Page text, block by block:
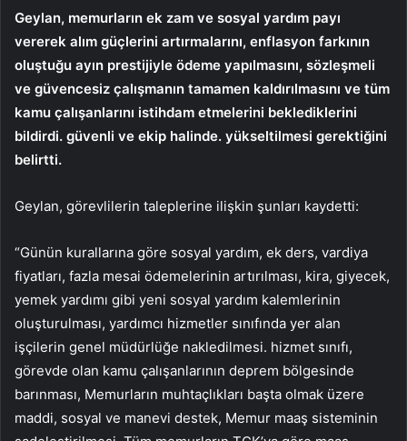
Geylan, memurların ek zam ve sosyal yardım payı
vererek alım güçlerini artırmalarını, enflasyon farkının
oluştuğu ayın prestijiyle ödeme yapılmasını, sözleşmeli
ve güvencesiz çalışmanın tamamen kaldırılmasını ve tüm
kamu çalışanlarını istihdam etmelerini beklediklerini
bildirdi. güvenli ve ekip halinde. yükseltilmesi gerektiğini
belirtti.
Geylan, görevlilerin taleplerine ilişkin şunları kaydetti:
“Günün kurallarına göre sosyal yardım, ek ders, vardiya
fiyatları, fazla mesai ödemelerinin artırılması, kira, giyecek,
yemek yardımı gibi yeni sosyal yardım kalemlerinin
oluşturulması, yardımcı hizmetler sınıfında yer alan
işçilerin genel müdürlüğe nakledilmesi. hizmet sınıfı,
görevde olan kamu çalışanlarının deprem bölgesinde
barınması, Memurların muhtaçlıkları başta olmak üzere
maddi, sosyal ve manevi destek, Memur maaş sisteminin